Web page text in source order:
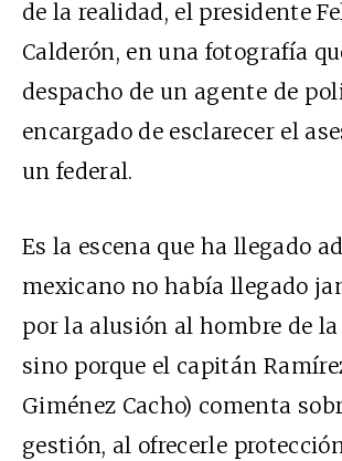
de la realidad, el presidente
Calderón, en una fotografía
despacho de un agente de
encargado de esclarecer el
un federal.
Es la escena que ha llegado
mexicano no había llegado
por la alusión al hombre de
sino porque el capitán
Giménez Cacho) comenta
gestión, al ofrecerle